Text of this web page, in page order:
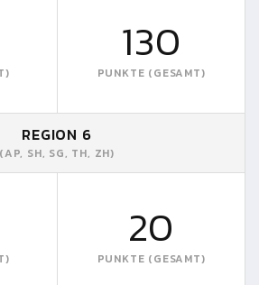
130
PUNKTE (GESAMT)
REGION 6
(AP, SH, SG, TH, ZH)
20
PUNKTE (GESAMT)